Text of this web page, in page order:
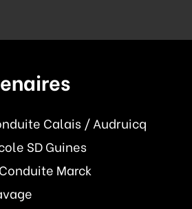
Calais / Audruicq
SD Guines
Marck